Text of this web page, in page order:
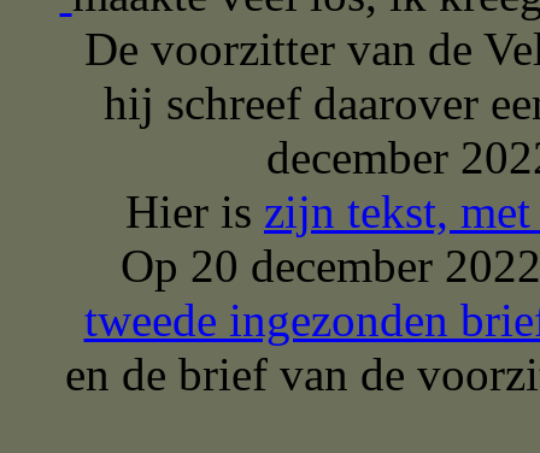
De voorzitter van de
hij schreef daarover
december
Hier is zijn tekst,
Op 20 december
tweede ingezonden
en de brief van de